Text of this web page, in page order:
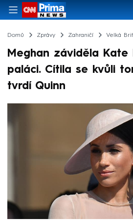
Domů Zprávy Zahraničí Velká
Meghan záviděla Kate
paláci. Cítila se kvůli
tvrdí Quinn